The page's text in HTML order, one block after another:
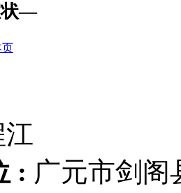
—
页
: 广元市剑阁